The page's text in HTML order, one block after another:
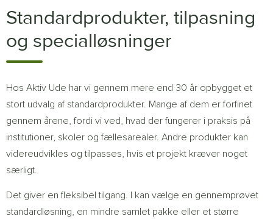
Standardprodukter, tilpasning
og specialløsninger
Hos Aktiv Ude har vi gennem mere end 30 år opbygget et
stort udvalg af standardprodukter. Mange af dem er forfinet
gennem årene, fordi vi ved, hvad der fungerer i praksis på
institutioner, skoler og fællesarealer. Andre produkter kan
videreudvikles og tilpasses, hvis et projekt kræver noget
særligt.
Det giver en fleksibel tilgang. I kan vælge en gennemprøvet
standardløsning, en mindre samlet pakke eller et større